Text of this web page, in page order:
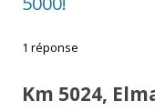
1 réponse
Km 5024,